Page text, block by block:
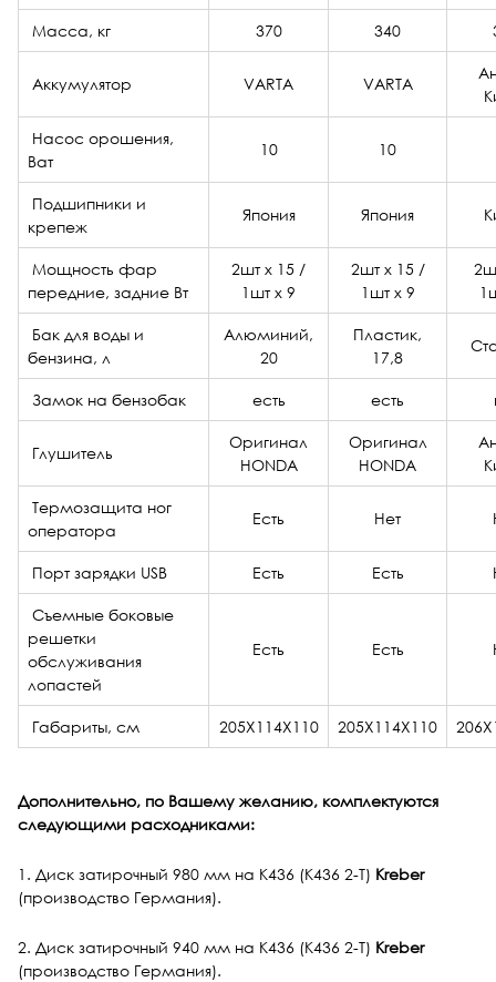
Масса, кг
370 340
Аккумулятор VARTA VARTA
Насос орошения,
Ват
10 10
Подшипники и
крепеж
Япония Япония
Мощность фар
передние, задние Вт
2шт х 15 /
1шт х 9
2шт х 15 /
1шт х 9
Бак для воды и
бензина, л
Алюминий,
20
Пластик,
17,8
Замок на бензобак есть есть
Глушитель
Оригинал
HONDA
Оригинал
HONDA
Термозащита ног
оператора
Есть Нет
Порт зарядки USB Есть Есть
Съемные боковые
решетки
обслуживания
лопастей
Есть Есть
Габариты, см 205X114X110 205X114X110
Дополнительно, по Вашему желанию, комплектуются
следующими расходниками:
1. Диск затирочный 980 мм на К436 (К436 2-Т) Kreber
(производство Германия).
2. Диск затирочный 940 мм на К436 (К436 2-Т) Kreber
(производство Германия).